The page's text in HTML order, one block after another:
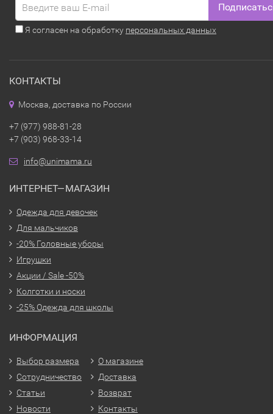
Я согласен на обработку персональных данных
КОНТАКТЫ
Москва, доставка по России
+7 (977) 988-81-28
+7 (903) 968-33-14
info@unimama.ru
ИНТЕРНЕТ—МАГАЗИН
Одежда для девочек
Для мальчиков
-20% Головные уборы
Игрушки
Акции / Sale -50%
Колготки и носки
-25% Одежда для школы
ИНФОРМАЦИЯ
Выбор размера
Сотрудничество
Статьи
Новости
О магазине
Доставка
Возврат
Контакты